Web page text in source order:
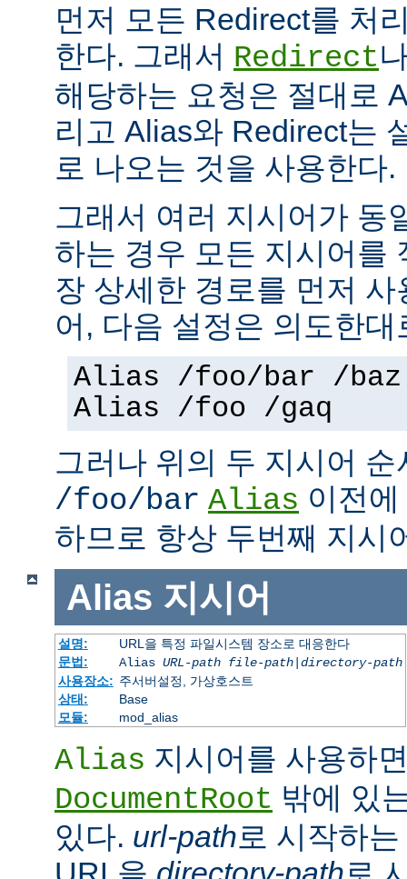
먼저 모든 Redirect를 처
한다. 그래서 Redirect
해당하는 요청은 절대로
리고 Alias와 Redirect는
로 나오는 것을 사용한다.
그래서 여러 지시어가 동
하는 경우 모든 지시어를
장 상세한 경로를 먼저
어, 다음 설정은 의도한
Alias /foo/bar /baz
Alias /foo /gaq
그러나 위의 두 지시어 순
/foo/bar Alias 이전에
하므로 항상 두번째 지시
Alias 지시어
설명:
URL을 특정 파일시스템 장소로 대응한다
문법:
Alias URL-path file-path| directory-path
사용장소: 주서버설정, 가상호스트
상태:
Base
모듈:
mod_alias
Alias 지시어를 사용하
DocumentRoot 밖에 있
있다. url-path로 시작하